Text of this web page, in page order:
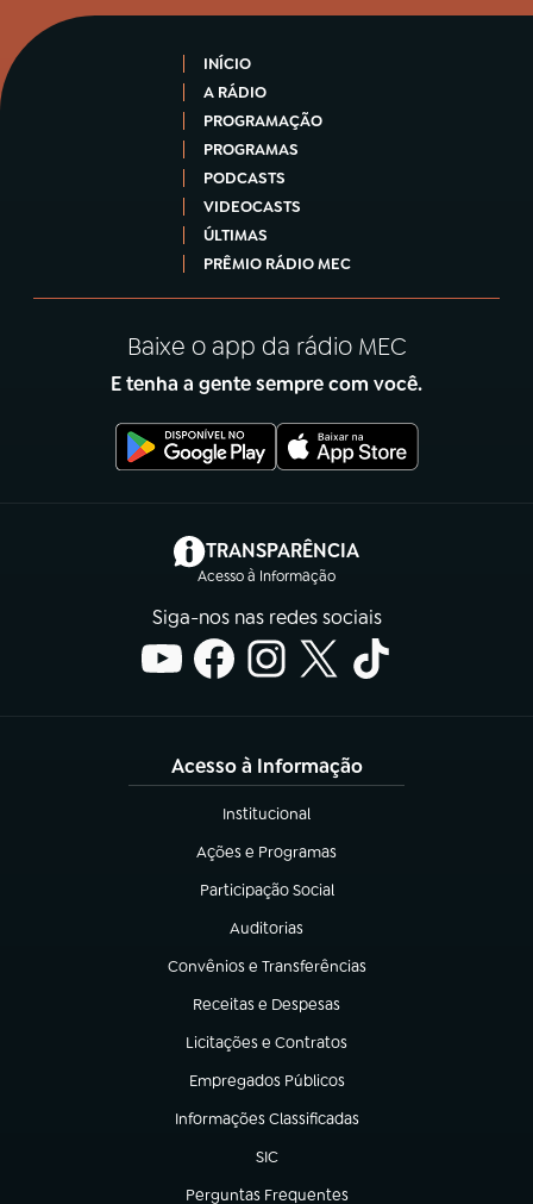
INÍCIO
A RÁDIO
PROGRAMAÇÃO
PROGRAMAS
PODCASTS
VIDEOCASTS
ÚLTIMAS
PRÊMIO RÁDIO MEC
Baixe o app da rádio MEC
E tenha a gente sempre com você.
TRANSPARÊNCIA
Acesso à Informação
(abre em nova aba)
Siga-nos nas redes sociais
Acesso à Informação
Institucional
(abre em nova aba)
Ações e Programas
(abre em nova aba)
Participação Social
(abre em nova aba)
Auditorias
(abre em nova aba)
Convênios e Transferências
(abre em nova aba)
Receitas e Despesas
(abre em nova aba)
Licitações e Contratos
(abre em nova aba)
Empregados Públicos
(abre em nova aba)
Informações Classificadas
(abre em nova aba)
SIC
(abre em nova aba)
Perguntas Frequentes